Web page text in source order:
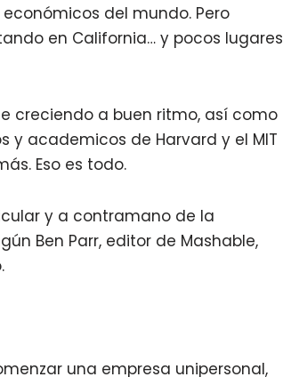
del mundo. Pero
en California… y pocos lugares
creciendo a buen ritmo, así como
y academicos de Harvard y el MIT
Eso es todo.
y a contramano de la
Ben Parr, editor de Mashable,
una empresa unipersonal,